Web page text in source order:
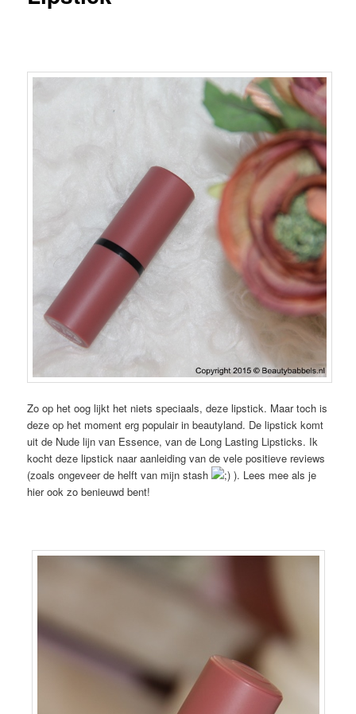
Zo op het oog lijkt het niets speciaals, deze lipstick. Maar toch is
deze op het moment erg populair in beautyland. De lipstick komt
uit de Nude lijn van Essence, van de Long Lasting Lipsticks. Ik
kocht deze lipstick naar aanleiding van de vele positieve reviews
(zoals ongeveer de helft van mijn stash
). Lees mee als je
hier ook zo benieuwd bent!